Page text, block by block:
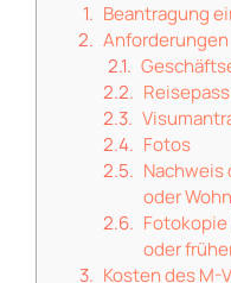
Beantragung
Anforderungen
Reisepass
Fotos
oder
oder
Kosten des M-